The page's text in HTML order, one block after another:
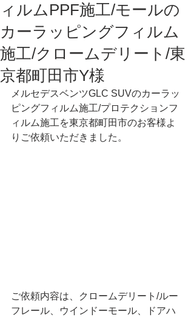
ィルムPPF施工/モールの
カーラッピングフィルム
施工/クロームデリート/東
京都町田市Y様
メルセデスベンツGLC SUVのカーラッ
ピングフィルム施工/プロテクションフ
ィルム施工を東京都町田市のお客様よ
りご依頼いただきました。
ご依頼内容は、クロームデリート/ルー
フレール、ウインドーモール、ドアハ